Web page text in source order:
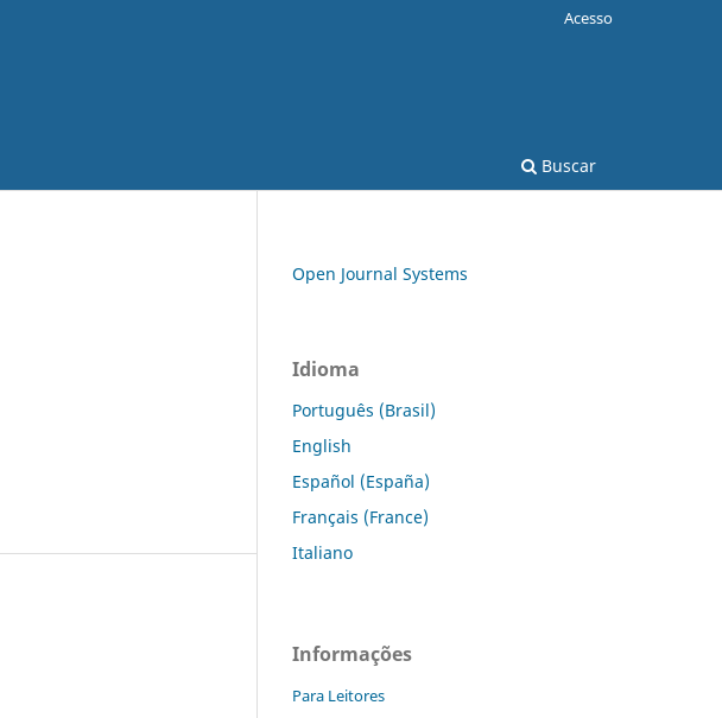
Buscar
Acesso
Open Journal Systems
Idioma
Português (Brasil)
English
Español (España)
Français (France)
Italiano
Informações
Para Leitores